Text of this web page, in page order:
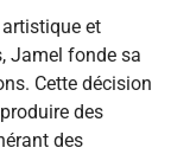
et
Jamel fonde sa
Cette décision
des
des